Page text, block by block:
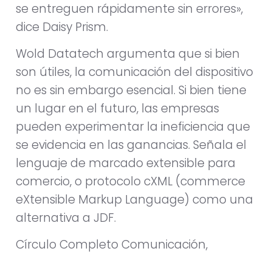
se entreguen rápidamente sin errores»,
dice Daisy Prism.
Wold Datatech argumenta que si bien
son útiles, la comunicación del dispositivo
no es sin embargo esencial. Si bien tiene
un lugar en el futuro, las empresas
pueden experimentar la ineficiencia que
se evidencia en las ganancias. Señala el
lenguaje de marcado extensible para
comercio, o protocolo cXML (commerce
eXtensible Markup Language) como una
alternativa a JDF.
Círculo Completo Comunicación,